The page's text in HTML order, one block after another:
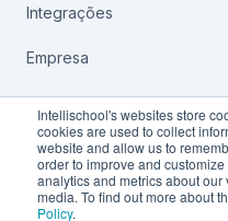
Intellischool's websites store
cookies are used to collect
website and allow us to
order to improve and
analytics and metrics about
media. To find out more about
Policy.
Integrações
Empresa